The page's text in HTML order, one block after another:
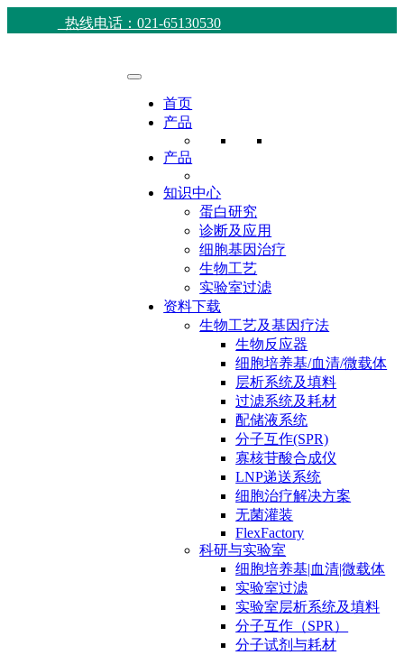
热线电话：021-65130530
首页
产品
产品
知识中心
蛋白研究
诊断及应用
细胞基因治疗
生物工艺
实验室过滤
资料下载
生物工艺及基因疗法
生物反应器
细胞培养基/血清/微载体
层析系统及填料
过滤系统及耗材
配储液系统
分子互作(SPR)
寡核苷酸合成仪
LNP递送系统
细胞治疗解决方案
无菌灌装
FlexFactory
科研与实验室
细胞培养基|血清|微载体
实验室过滤
实验室层析系统及填料
分子互作（SPR）
分子试剂与耗材